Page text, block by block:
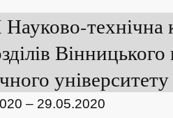
технічна
– 29.05.2020